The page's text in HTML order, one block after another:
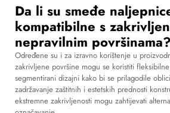
Da li su smeđe
kompatibilne s
nepravilnim površinama?
Određene su i za izravno korištenje u
zakrivljene površine mogu se koristiti
segmentirani dizajni kako bi se prilagodile
zadržavanje zaštitnih i estetskih prednosti
ekstremne zakrivljenosti mogu zahtijevati